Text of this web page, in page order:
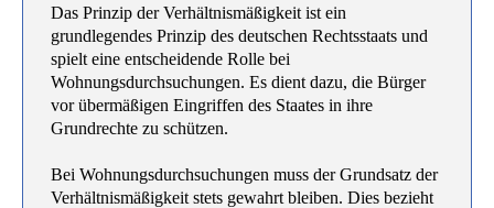
Das Prinzip der Verhältnismäßigkeit ist ein
grundlegendes Prinzip des deutschen Rechtsstaats und
spielt eine entscheidende Rolle bei
Wohnungsdurchsuchungen. Es dient dazu, die Bürger
vor übermäßigen Eingriffen des Staates in ihre
Grundrechte zu schützen.
Bei Wohnungsdurchsuchungen muss der Grundsatz der
Verhältnismäßigkeit stets gewahrt bleiben. Dies bezieht